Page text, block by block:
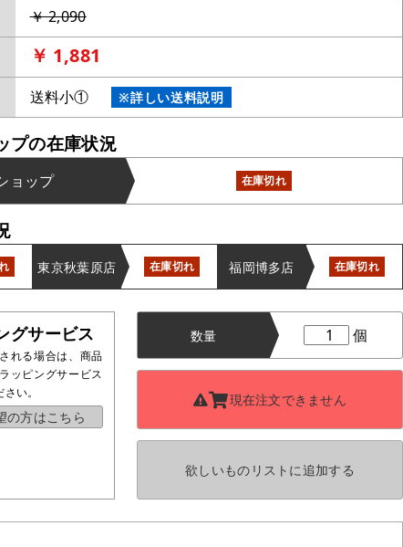
￥ 2,090
￥ 1,881
送料小① ※詳しい送料説明
プの在庫状況
ョップ 在庫切れ
東京秋葉原店 在庫切れ 福岡博多店 在庫切れ
グサービス
れる場合は、商品
ッピングサービス
い。
の方はこちら
数量 個
現在注文できません
欲しいものリストに追加する